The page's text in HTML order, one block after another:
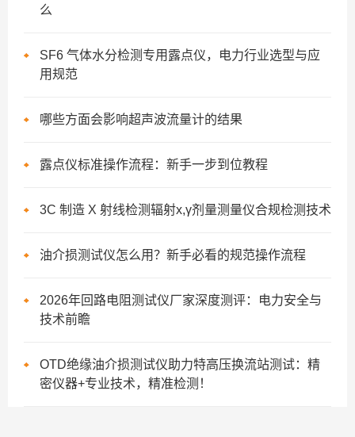
么
SF6 气体水分检测专用露点仪，电力行业选型与应
用规范
哪些方面会影响超声波流量计的结果
露点仪标准操作流程：新手一步到位教程
3C 制造 X 射线检测辐射x,γ剂量测量仪合规检测技术
油介损测试仪怎么用？新手必看的规范操作流程
2026年回路电阻测试仪厂家深度测评：电力安全与
技术前瞻
OTD绝缘油介损测试仪助力特高压换流站测试：精
密仪器+专业技术，精准检测！